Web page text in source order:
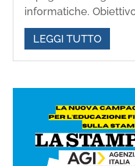
informatiche.
LEGGI TUTTO